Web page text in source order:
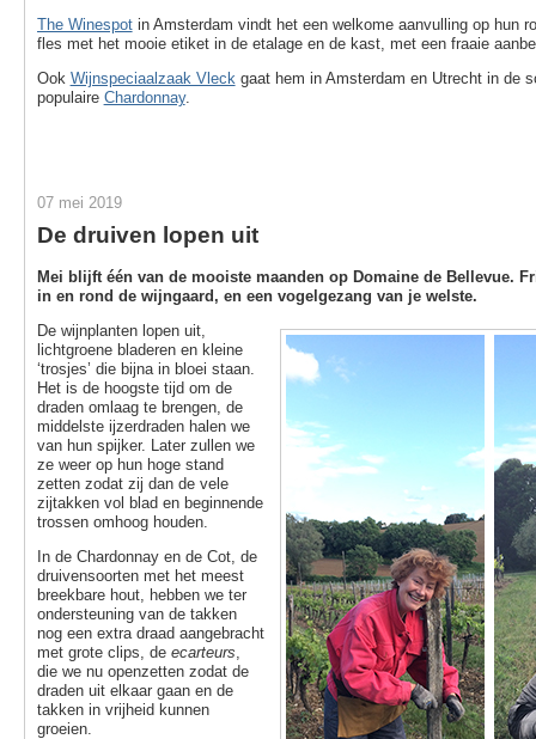
The Winespotin Amsterdam vindt het een welkome aanvulling op hun
fles met het mooie etiket in de etalage en de kast, met een fraaie
Ook Wijnspeciaalzaak Vleckgaat hem in Amsterdam en Utrecht in de
populaire Chardonnay.
07 mei 2019
De druiven lopen uit
Mei blijft één van de mooiste maanden op Domaine de Bellevue.
in en rond de wijngaard, en een vogelgezang van je welste.
De wijnplanten lopen uit,
lichtgroene bladeren en kleine
‘trosjes’ die bijna in bloei staan.
Het is de hoogste tijd om de
draden omlaag te brengen, de
middelste ijzerdraden halen we
van hun spijker. Later zullen we
ze weer op hun hoge stand
zetten zodat zij dan de vele
zijtakken vol blad en beginnende
trossen omhoog houden.
In de Chardonnay en de Cot, de
druivensoorten met het meest
breekbare hout, hebben we ter
ondersteuning van de takken
nog een extra draad aangebracht
met grote clips, de ecarteurs,
die we nu openzetten zodat de
draden uit elkaar gaan en de
takken in vrijheid kunnen
groeien.